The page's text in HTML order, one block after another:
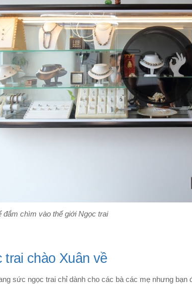
đắm chìm vào thế giới Ngọc trai
trai chào Xuân về
sức ngọc trai chỉ dành cho các bà các mẹ nhưng